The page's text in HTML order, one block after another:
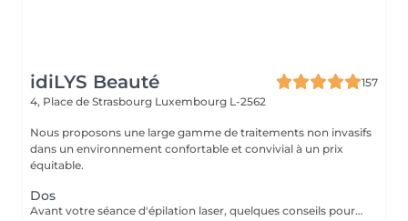
idiLYS Beauté
157
4, Place de Strasbourg Luxembourg L-2562
Nous proposons une large gamme de traitements non invasifs
dans un environnement confortable et convivial à un prix
équitable.
Dos
Avant votre séance d'épilation laser, quelques conseils pour un meilleur confort et un résultat optimal : 1. Rasez la zone à traiter : de préférence la veille avec un rasoir. 2. Venez avec une peau propre et sèche : sans maquillage, crème, parfum, huile ou déodorant. 3. Protégez votre peau : évitez le soleil, l'autobronzant ainsi que les gommages durant les 3 jours précédant la séance.